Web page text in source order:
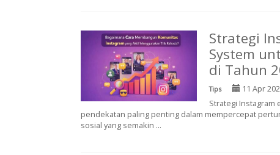
Strategi
System
di Tahun
Tips 11 Apr
Strategi Instagram
pendekatan paling penting dalam mempercepat
sosial yang semakin ...